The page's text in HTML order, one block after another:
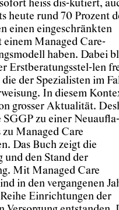
heiss dis-kutiert,
heute rund 70 Prozent
einen eingeschränkten
einem Managed Care-
haben. Dabei
Erstberatungsstel-len
die der Spezialisten im
In diesem
grosser Aktualität.
SGGP zu einer
zu Managed Care
Das Buch zeigt die
und den Stand der
Mit Managed Care
in den vergangenen
Einrichtungen der